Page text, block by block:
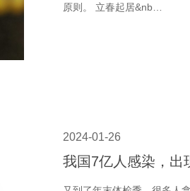
原则。 立春起居&nb…
2024-01-26
我国7亿人感染，出